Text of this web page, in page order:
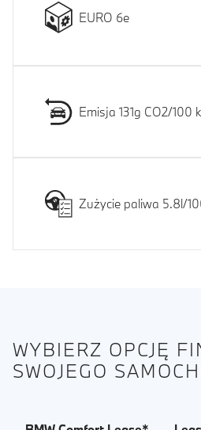
EURO 6e
Emisja 131g CO2/100
Zużycie paliwa 5.8l/
WYBIERZ OPCJĘ
SWOJEGO